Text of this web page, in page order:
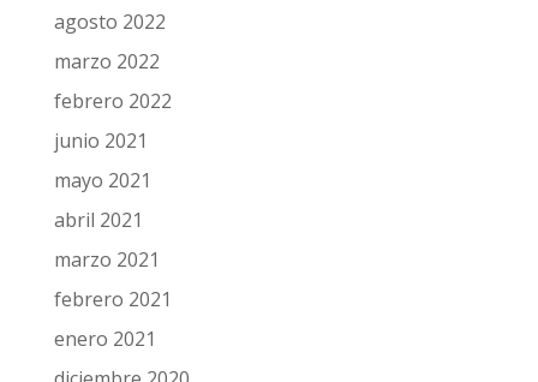
agosto 2022
marzo 2022
febrero 2022
junio 2021
mayo 2021
abril 2021
marzo 2021
febrero 2021
enero 2021